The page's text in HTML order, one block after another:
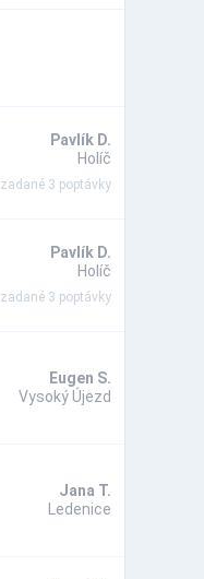
Pavlík D.
Holíč
zadané 3 poptávky
Pavlík D.
Holíč
zadané 3 poptávky
Eugen S.
Vysoký Újezd
Jana T.
Ledenice